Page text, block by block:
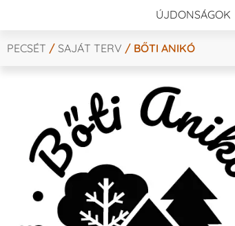
ÚJDONSÁGOK
PECSÉT / SAJÁT TERV / BŐTI ANIKÓ